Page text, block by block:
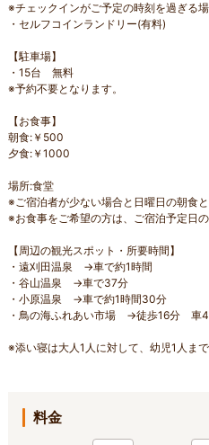
※チェックインがご予定の時刻を過ぎる
・セルフコインランドリー(有料)
【駐車場】
・15台 無料
※予約不要となります。
【お食事】
朝食:￥500
夕食:￥1000
場所:食堂
※ご宿泊者が少ない場合と日曜日の朝食
※お食事をご希望の方は、ご宿泊予定日
【周辺の観光スポット・所要時間】
・遠刈田温泉 →車で約1時間
・谷山温泉 →車で37分
・小原温泉 →車で約1時間30分
・鳥の海ふれあい市場 →徒歩16分 車
※添い寝は大人1人に対して、幼児1人ま
料金